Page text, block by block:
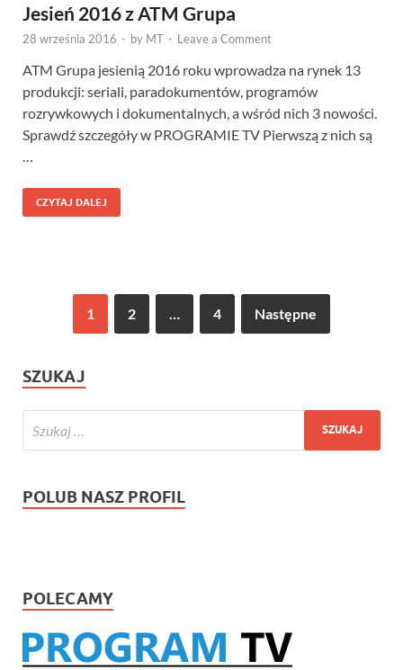
Jesień 2016 z ATM Grupa
28 września 2016 - by MT - Leave a Comment
ATM Grupa jesienią 2016 roku wprowadza na rynek 13
produkcji: seriali, paradokumentów, programów
rozrywkowych i dokumentalnych, a wśród nich 3 nowości.
Sprawdź szczegóły w PROGRAMIE TV Pierwszą z nich są
CZYTAJ DALEJ
1 2 4 Następne
SZUKAJ
POLUB NASZ PROFIL
POLECAMY